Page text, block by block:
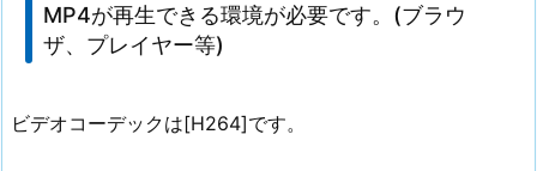
MP4が再生できる環境が必要です。(ブラウ
ザ、プレイヤー等)
ビデオコーデックは[H264]です。